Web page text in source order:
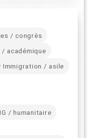
/ congrès
/ académique
Immigration / asile
/ humanitaire